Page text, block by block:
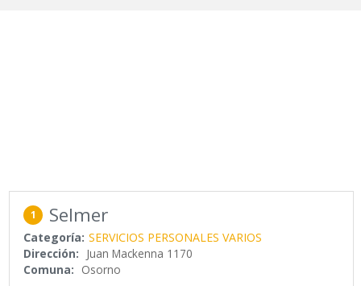
1 Selmer
Categoría: SERVICIOS PERSONALES VARIOS
Dirección: Juan Mackenna 1170
Comuna: Osorno